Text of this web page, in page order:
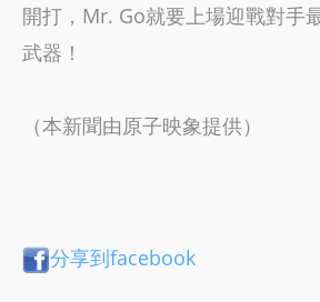
開打，Mr. Go就要上場迎戰對手
武器！
（本新聞由原子映象提供）
分享到facebook